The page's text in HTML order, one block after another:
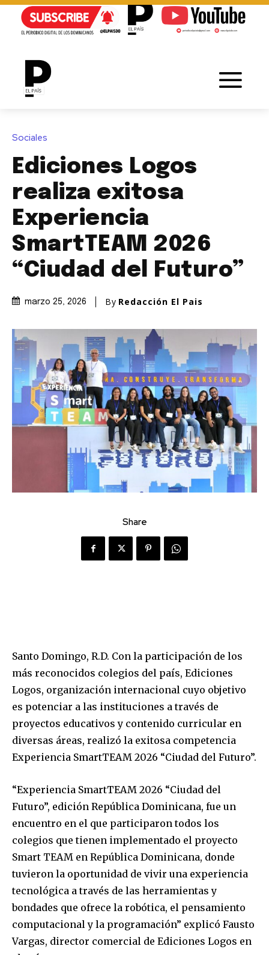
Sociales
Ediciones Logos
realiza exitosa
Experiencia
SmartTEAM 2026
“Ciudad del Futuro”
marzo 25, 2026 By Redacción El Pais
Share
Santo Domingo, R.D. Con la participación de los
más reconocidos colegios del país, Ediciones
Logos, organización internacional cuyo objetivo
es potenciar a las instituciones a través de
proyectos educativos y contenido curricular en
diversas áreas, realizó la exitosa competencia
Experiencia SmartTEAM 2026 “Ciudad del Futuro”.
“Experiencia SmartTEAM 2026 “Ciudad del
Futuro”, edición República Dominicana, fue un
encuentro en el que participaron todos los
colegios que tienen implementado el proyecto
Smart TEAM en República Dominicana, donde
tuvieron la oportunidad de vivir una experiencia
tecnológica a través de las herramientas y
bondades que ofrece la robótica, el pensamiento
computacional y la programación” explicó Fausto
Vargas, director comercial de Ediciones Logos en